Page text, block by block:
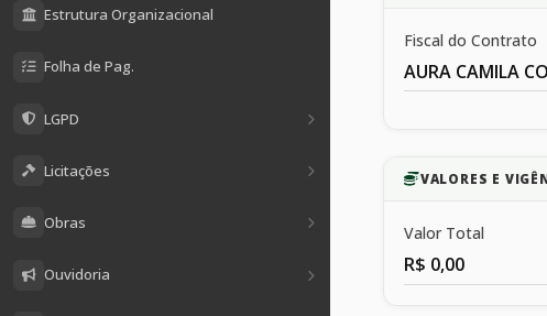
Estrutura Organizacional
Folha de Pag.
LGPD
Licitações
Obras
Ouvidoria
Fiscal do Contrato
AURA CAMILA
VALORES E
Valor Total
R$ 0,00